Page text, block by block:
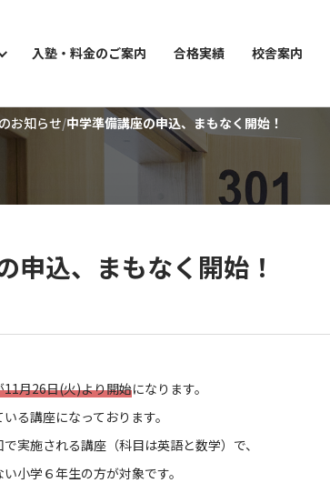
入塾・料金のご案内 合格実績 校舎案内
お知らせ 中学準備講座の申込、まもなく開始！
申込、まもなく開始！
月26日(火)より開始になります。
る講座になっております。
実施される講座（科目は英語と数学）で、
小学６年生の方が対象です。